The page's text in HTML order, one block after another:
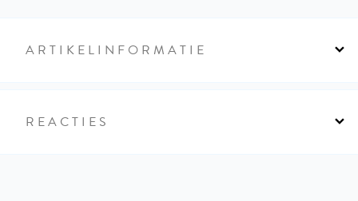
ARTIKELINFORMATIE
REACTIES